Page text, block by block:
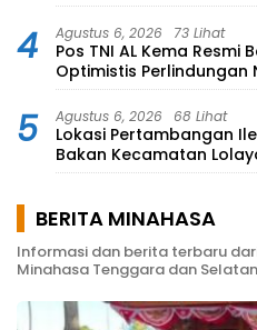
4 Agustus 6, 2026 73 Lihat
Pos TNI AL Kema Resmi
Optimistis Perlindungan
5 Agustus 6, 2026 68 Lihat
Lokasi Pertambangan
Bakan Kecamatan
Mongondow di
BERITA MINAHASA
Informasi dan berita terbaru
Minahasa Tenggara dan